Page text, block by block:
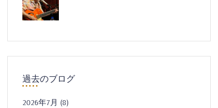
過去のブログ
2026年7月 (8)